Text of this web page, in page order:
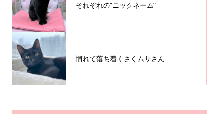
それぞれの”ニックネーム”
慣れて落ち着くさくムサさん